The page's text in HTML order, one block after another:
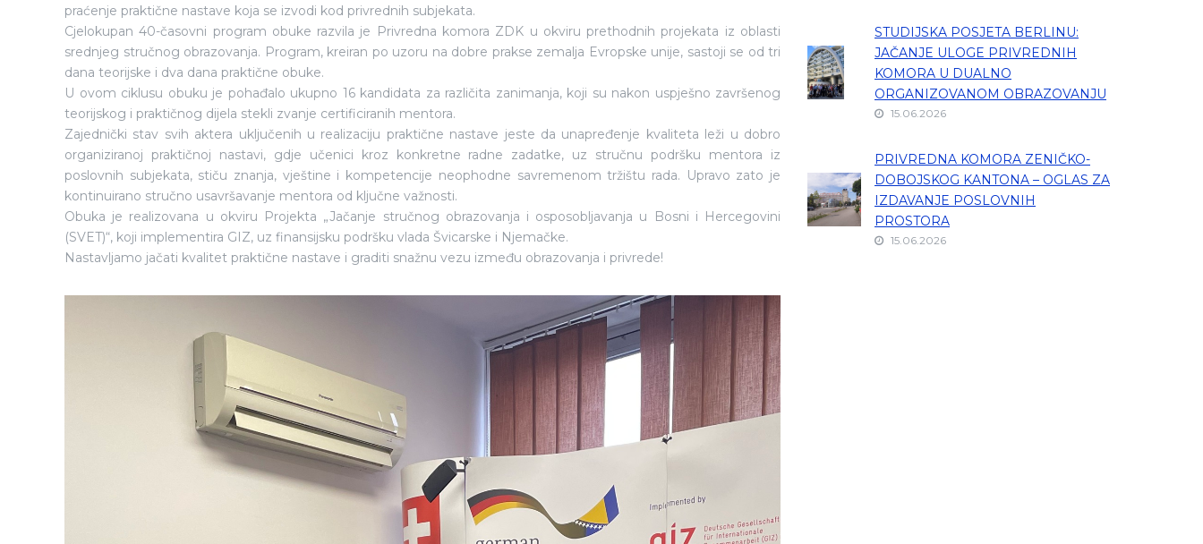
praćenje praktične nastave koja se izvodi kod privrednih subjekata.
Cjelokupan 40-časovni program obuke razvila je Privredna komora ZDK u okviru prethodnih projekata iz oblasti
srednjeg stručnog obrazovanja. Program, kreiran po uzoru na dobre prakse zemalja Evropske unije, sastoji se od tri
dana teorijske i dva dana praktične obuke.
U ovom ciklusu obuku je pohađalo ukupno 16 kandidata za različita zanimanja, koji su nakon uspješno završenog
teorijskog i praktičnog dijela stekli zvanje certificiranih mentora.
Zajednički stav svih aktera uključenih u realizaciju praktične nastave jeste da unapređenje kvaliteta leži u dobro
organiziranoj praktičnoj nastavi, gdje učenici kroz konkretne radne zadatke, uz stručnu podršku mentora iz
poslovnih subjekata, stiču znanja, vještine i kompetencije neophodne savremenom tržištu rada. Upravo zato je
kontinuirano stručno usavršavanje mentora od ključne važnosti.
Obuka je realizovana u okviru Projekta „Jačanje stručnog obrazovanja i osposobljavanja u Bosni i Hercegovini
(SVET)“, koji implementira GIZ, uz finansijsku podršku vlada Švicarske i Njemačke.
Nastavljamo jačati kvalitet praktične nastave i graditi snažnu vezu između obrazovanja i privrede!
STUDIJSKA POSJETA BERLINU:
JAČANJE ULOGE PRIVREDNIH
KOMORA U DUALNO
ORGANIZOVANOM OBRAZOVANJU
15.06.2026
PRIVREDNA KOMORA ZENIČKO-
DOBOJSKOG KANTONA – OGLAS ZA
IZDAVANJE POSLOVNIH
PROSTORA
15.06.2026